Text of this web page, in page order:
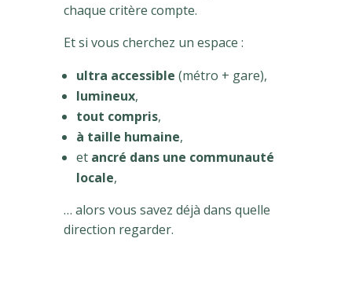
chaque critère compte.
Et si vous cherchez un espace :
ultra accessible (métro + gare),
lumineux,
tout compris,
à taille humaine,
et ancré dans une communauté
locale,
… alors vous savez déjà dans quelle
direction regarder.